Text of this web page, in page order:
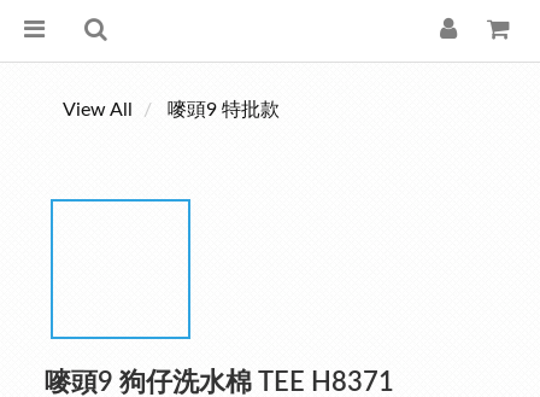
View All 嘜頭9 特批款
嘜頭9 狗仔洗水棉 TEE H8371